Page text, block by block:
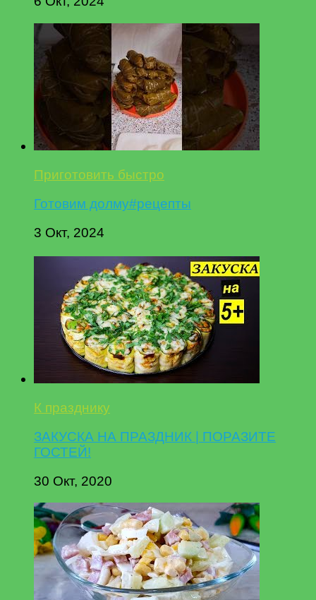
Приготовить быстро
Готовим долму#рецепты
3 Окт, 2024
К празднику
ЗАКУСКА НА ПРАЗДНИК | ПОРАЗИТЕ
ГОСТЕЙ!
30 Окт, 2020